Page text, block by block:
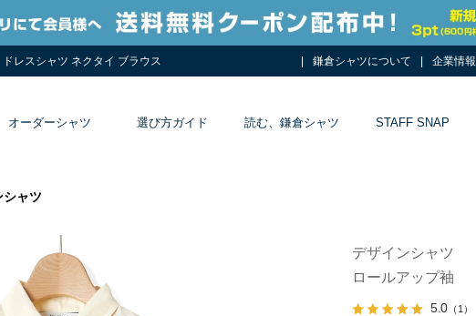
レスシャツ ネクタイ ブラウス 鎌倉シャツについて 企業情報
オーダーシャツ 選び方ガイド 読む、鎌倉シャツ STAFF SNAP
シャツ
デザインシャツ
ロールアップ袖
5.0 （1）